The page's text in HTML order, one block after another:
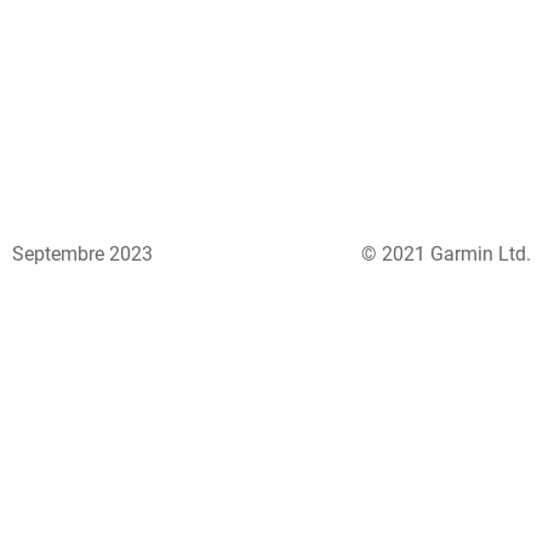
Septembre 2023 © 2021 Garmin Ltd.